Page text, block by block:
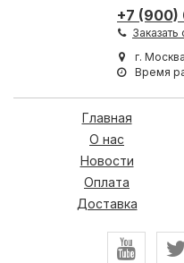
+7
г.
Время
Главная
О нас
Новости
Оплата
Доставка